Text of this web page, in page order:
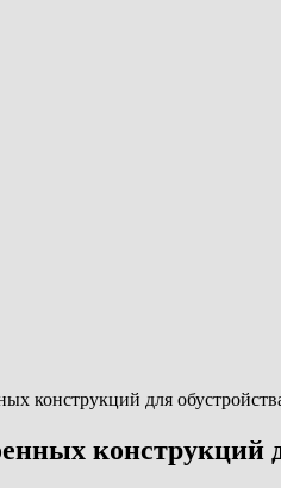
конструкций для
конструкций